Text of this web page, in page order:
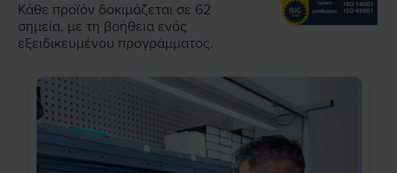
Κάθε προϊόν δοκιμάζεται σε 62
σημεία, με τη βοήθεια ενός
εξειδικευμένου προγράμματος.